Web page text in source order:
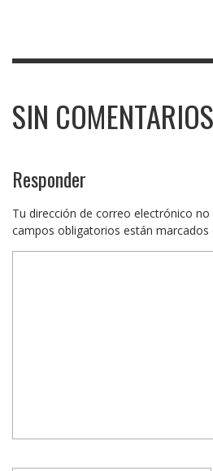
SIN COMENTARIOS
Responder
Tu dirección de correo electrónico no
campos obligatorios están marcados